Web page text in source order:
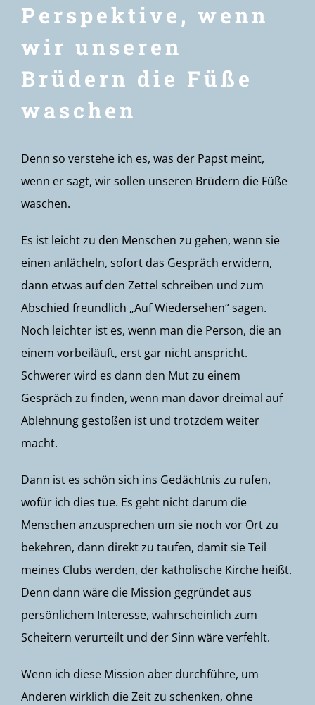
Perspektive, wenn
wir unseren
Brüdern die Füße
waschen
Denn so verstehe ich es, was der Papst meint,
wenn er sagt, wir sollen unseren Brüdern die Füße
waschen.
Es ist leicht zu den Menschen zu gehen, wenn sie
einen anlächeln, sofort das Gespräch erwidern,
dann etwas auf den Zettel schreiben und zum
Abschied freundlich „Auf Wiedersehen“ sagen.
Noch leichter ist es, wenn man die Person, die an
einem vorbeiläuft, erst gar nicht anspricht.
Schwerer wird es dann den Mut zu einem
Gespräch zu finden, wenn man davor dreimal auf
Ablehnung gestoßen ist und trotzdem weiter
macht.
Dann ist es schön sich ins Gedächtnis zu rufen,
wofür ich dies tue. Es geht nicht darum die
Menschen anzusprechen um sie noch vor Ort zu
bekehren, dann direkt zu taufen, damit sie Teil
meines Clubs werden, der katholische Kirche heißt.
Denn dann wäre die Mission gegründet aus
persönlichem Interesse, wahrscheinlich zum
Scheitern verurteilt und der Sinn wäre verfehlt.
Wenn ich diese Mission aber durchführe, um
Anderen wirklich die Zeit zu schenken, ohne